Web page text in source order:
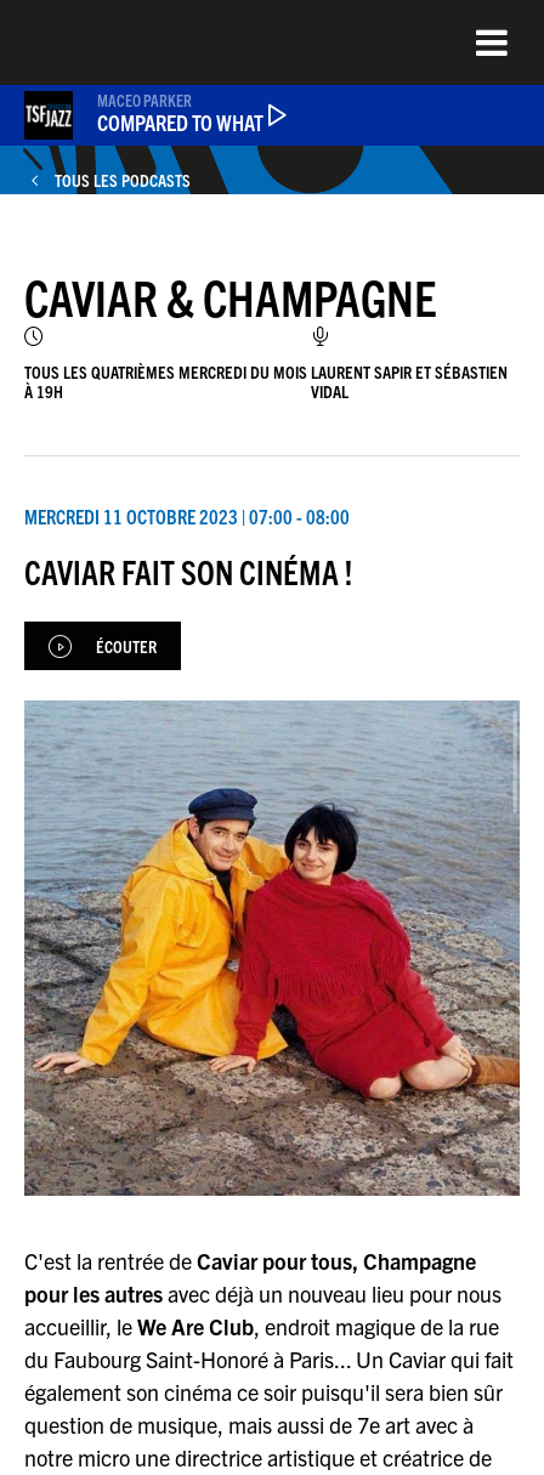
principal
ÉMISSIONS
NEWS
QUEL ÉTAIT CE TITRE ?
JAZZENDA
JEU DU JOUR
ESPACEPREMIUM
MACEO PARKER
COMPARED TO WHAT
TOUS LES PODCASTS
CAVIAR & CHAMPAGNE
TOUS LES QUATRIÈMES MERCREDI DU MOIS
À 19H
LAURENT SAPIR ET SÉBASTIEN
VIDAL
MERCREDI 11 OCTOBRE 2023 | 07:00 - 08:00
CAVIAR FAIT SON CINÉMA !
ÉCOUTER
C'est la rentrée deCaviar pour tous, Champagne
pour les autresavec déjà un nouveau lieu pour nous
accueillir, leWe Are Club, endroit magique de la rue
du Faubourg Saint-Honoré à Paris... Un Caviar qui fait
également son cinéma ce soir puisqu'il sera bien sûr
question de musique, mais aussi de 7e art avec à
notre micro une directrice artistique et créatrice de